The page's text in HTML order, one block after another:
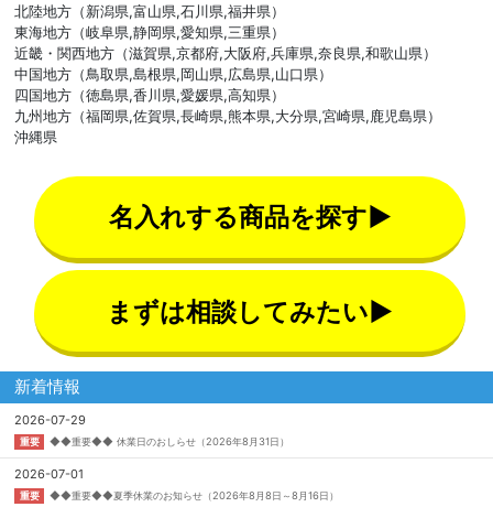
北陸地方（新潟県,富山県,石川県,福井県）
東海地方（岐阜県,静岡県,愛知県,三重県）
近畿・関西地方（滋賀県,京都府,大阪府,兵庫県,奈良県,和歌山県）
中国地方（鳥取県,島根県,岡山県,広島県,山口県）
四国地方（徳島県,香川県,愛媛県,高知県）
九州地方（福岡県,佐賀県,長崎県,熊本県,大分県,宮崎県,鹿児島県）
沖縄県
名入れする商品を探す▶
まずは相談してみたい▶
新着情報
2026-07-29
重要 ◆◆重要◆◆ 休業日のおしらせ（2026年8月31日）
2026-07-01
重要 ◆◆重要◆◆夏季休業のお知らせ（2026年8月8日～8月16日）